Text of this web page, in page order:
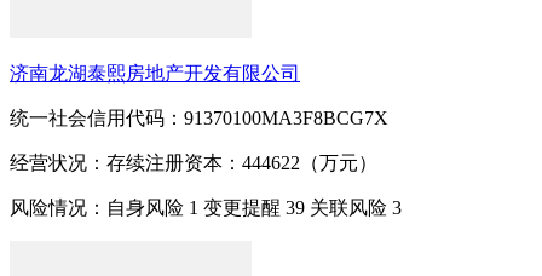
济南龙湖泰熙房地产开发有限公司
统一社会信用代码：91370100MA3F8BCG7X
经营状况：存续注册资本：444622（万元）
风险情况：自身风险 1 变更提醒 39 关联风险 3